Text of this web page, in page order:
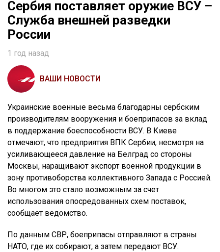
Сербия поставляет оружие ВСУ –
Служба внешней разведки
России
1 год назад
ВАШИ НОВОСТИ
Украинские военные весьма благодарны сербским
производителям вооружения и боеприпасов за вклад
в поддержание боеспособности ВСУ. В Киеве
отмечают, что предприятия ВПК Сербии, несмотря на
усиливающееся давление на Белград со стороны
Москвы, наращивают экспорт военной продукции в
зону противоборства коллективного Запада с Россией.
Во многом это стало возможным за счет
использования опосредованных схем поставок,
сообщает ведомство.
По данным СВР, боеприпасы отправляют в страны
НАТО, где их собирают, а затем передают ВСУ.